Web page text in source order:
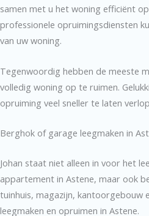
samen met u het woning efficiënt
professionele opruimingsdiensten
van uw woning.
Tegenwoordig hebben de meeste
volledig woning op te ruimen.
opruiming veel sneller te laten
Berghok of garage leegmaken in
Johan staat niet alleen in voor het
appartement in Astene, maar ook
tuinhuis, magazijn, kantoorgebouw
leegmaken en opruimen in Astene.